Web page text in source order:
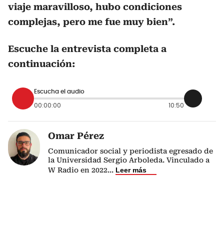
viaje maravilloso, hubo condiciones
complejas, pero me fue muy bien”.
Escuche la entrevista completa a
continuación:
Escucha el audio
00:00:00 10:50
Omar Pérez
Comunicador social y periodista egresado de
la Universidad Sergio Arboleda. Vinculado a
W Radio en 2022... Leer más